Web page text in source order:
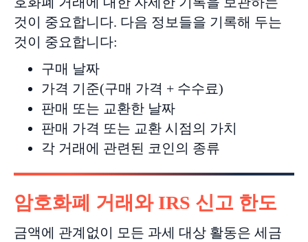
것이 중요합니다. 다음 정보들을 기록해 두는
것이 중요합니다:
구매 날짜
가격 기준(구매 가격 + 수수료)
판매 또는 교환한 날짜
판매 가격 또는 교환 시점의 가치
각 거래에 관련된 코인의 종류
암호화폐 거래와 IRS 신고 한도
금액에 관계없이 모든 과세 대상 활동은 세금